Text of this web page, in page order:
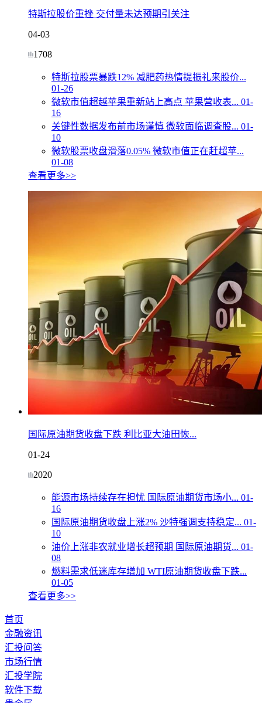
特斯拉股价重挫 交付量未达预期引关注
04-03
1708
特斯拉股票暴跌12% 减肥药热情提振礼来股价...
01-26
微软市值超越苹果重新站上高点 苹果营收表... 01-
16
关键性数据发布前市场谨慎 微软面临调查股... 01-
10
微软股票收盘滑落0.05% 微软市值正在赶超苹...
01-08
查看更多>>
国际原油期货收盘下跌 利比亚大油田恢...
01-24
2020
能源市场持续存在担忧 国际原油期货市场小... 01-
16
国际原油期货收盘上涨2% 沙特强调支持稳定... 01-
10
油价上涨非农就业增长超预期 国际原油期货... 01-
08
燃料需求低迷库存增加 WTI原油期货收盘下跌...
01-05
查看更多>>
首页
金融资讯
汇投问答
市场行情
汇投学院
软件下载